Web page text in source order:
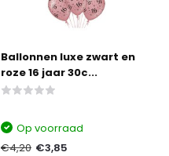
Ballonnen luxe zwart en
roze 16 jaar 30c...
Op voorraad
€4,20 €3,85